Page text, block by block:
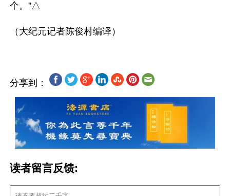
个。”△
分享到：
读者留言反馈: